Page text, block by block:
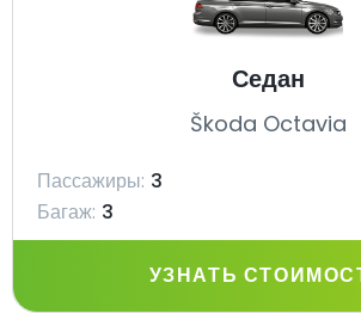
Седан
Škoda Octavia
Пассажиры: 3
Багаж: 3
УЗНАТЬ